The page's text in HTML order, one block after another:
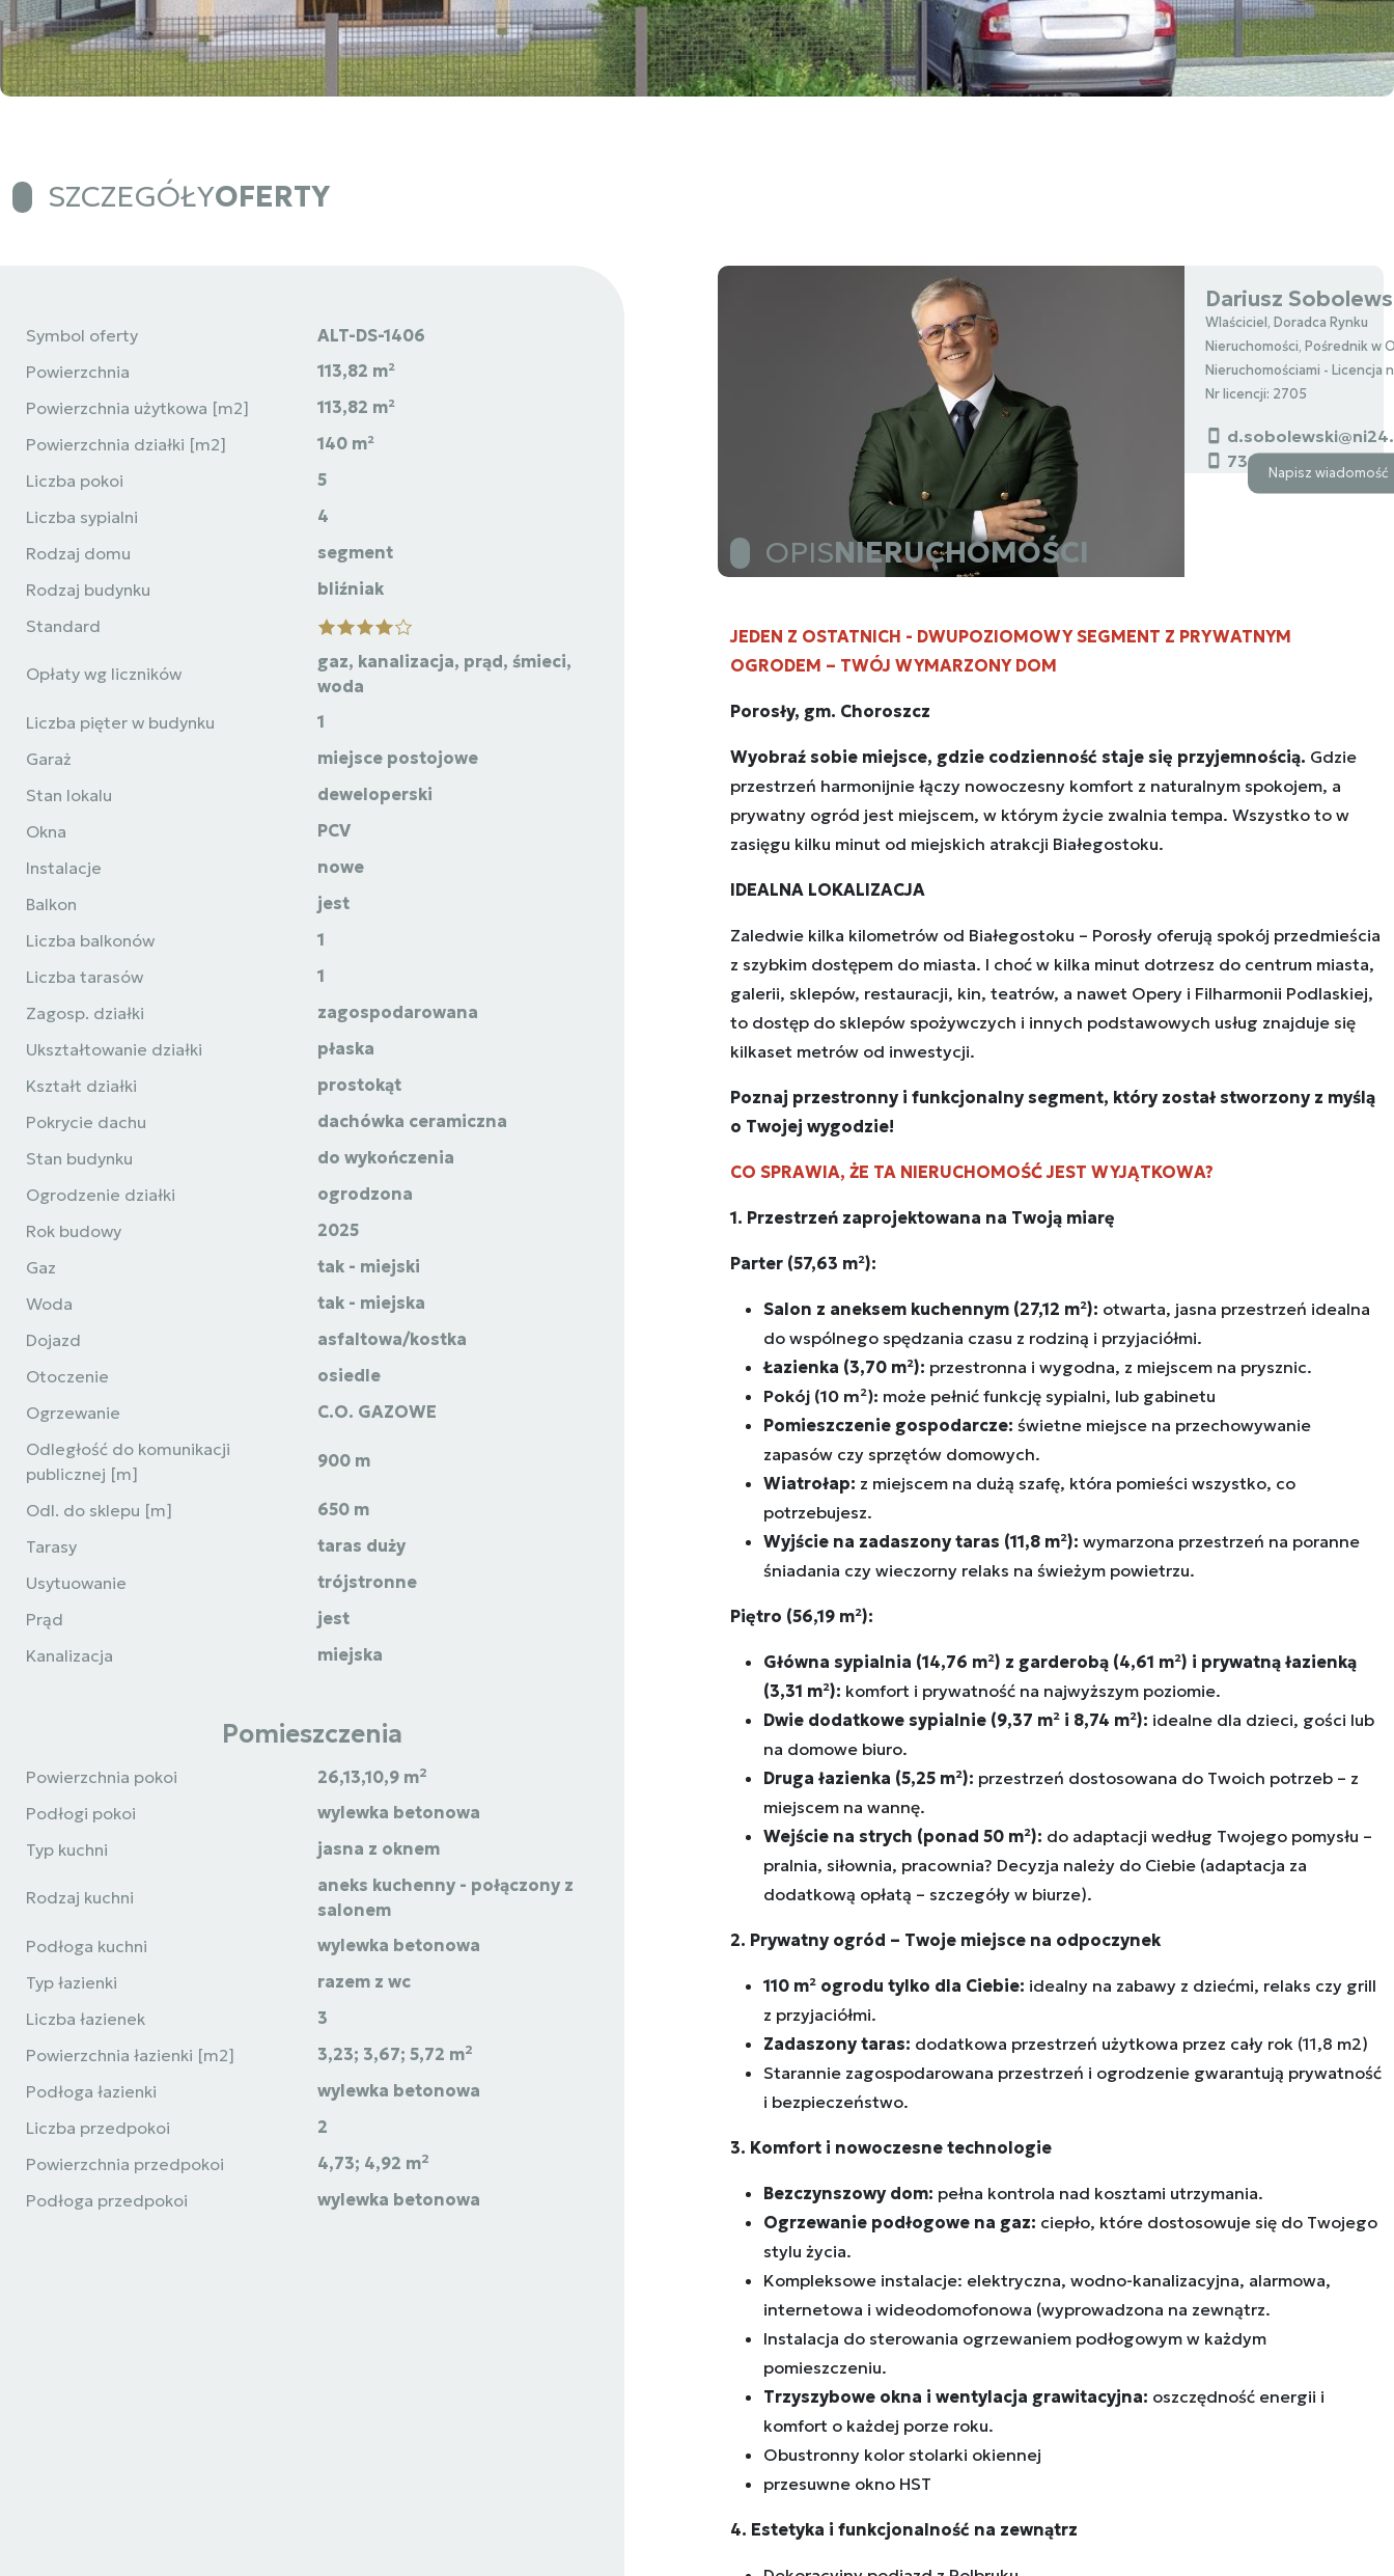
SZCZEGÓŁYOFERTY
Symbol oferty
ALT-DS-1406
Powierzchnia
113,82 m²
Powierzchnia użytkowa [m2]
113,82 m²
Powierzchnia działki [m2]
140 m²
Liczba pokoi
5
Liczba sypialni
4
Rodzaj domu
segment
Rodzaj budynku
bliźniak
Standard
Opłaty wg liczników
gaz, kanalizacja, prąd, śmieci,
woda
Liczba pięter w budynku
1
Garaż
miejsce postojowe
Stan lokalu
deweloperski
Okna
PCV
Instalacje
nowe
Balkon
jest
Liczba balkonów
1
Liczba tarasów
1
Zagosp. działki
zagospodarowana
Ukształtowanie działki
płaska
Kształt działki
prostokąt
Pokrycie dachu
dachówka ceramiczna
Stan budynku
do wykończenia
Ogrodzenie działki
ogrodzona
Rok budowy
2025
Gaz
tak - miejski
Woda
tak - miejska
Dojazd
asfaltowa/kostka
Otoczenie
osiedle
Ogrzewanie
C.O. GAZOWE
Odległość do komunikacji
publicznej [m]
900 m
Odl. do sklepu [m]
650 m
Tarasy
taras duży
Usytuowanie
trójstronne
Prąd
jest
Kanalizacja
miejska
Pomieszczenia
Powierzchnia pokoi 26,13,10,9 m2
Podłogi pokoi
wylewka betonowa
Typ kuchni
jasna z oknem
Rodzaj kuchni
aneks kuchenny - połączony z
salonem
Podłoga kuchni
wylewka betonowa
Typ łazienki
razem z wc
Liczba łazienek
3
Powierzchnia łazienki [m2]
3,23; 3,67; 5,72 m2
Podłoga łazienki
wylewka betonowa
Liczba przedpokoi
2
Powierzchnia przedpokoi
4,73; 4,92 m2
Podłoga przedpokoi wylewka betonowa
Dariusz
Wlaściciel, Doradca Rynku
Nieruchomości, Pośrednik w
Nieruchomościami - Licencja
Nr licencji: 2705
739000112
Napisz wiadomość
OPISNIERUCHOMOŚCI
JEDEN Z OSTATNICH - DWUPOZIOMOWY SEGMENT Z PRYWATNYM
OGRODEM – TWÓJ WYMARZONY DOM
Porosły, gm. Choroszcz
Wyobraź sobie miejsce, gdzie codzienność staje się przyjemnością. Gdzie
przestrzeń harmonijnie łączy nowoczesny komfort z naturalnym spokojem, a
prywatny ogród jest miejscem, w którym życie zwalnia tempa. Wszystko to w
zasięgu kilku minut od miejskich atrakcji Białegostoku.
IDEALNA LOKALIZACJA
Zaledwie kilka kilometrów od Białegostoku – Porosły oferują spokój przedmieścia
z szybkim dostępem do miasta. I choć w kilka minut dotrzesz do centrum miasta,
galerii, sklepów, restauracji, kin, teatrów, a nawet Opery i Filharmonii Podlaskiej,
to dostęp do sklepów spożywczych i innych podstawowych usług znajduje się
kilkaset metrów od inwestycji.
Poznaj przestronny i funkcjonalny segment, który został stworzony z myślą
o Twojej wygodzie!
CO SPRAWIA, ŻE TA NIERUCHOMOŚĆ JEST WYJĄTKOWA?
1. Przestrzeń zaprojektowana na Twoją miarę
Parter (57,63 m²):
Salon z aneksem kuchennym (27,12 m²): otwarta, jasna przestrzeń idealna
do wspólnego spędzania czasu z rodziną i przyjaciółmi.
Łazienka (3,70 m²): przestronna i wygodna, z miejscem na prysznic.
Pokój (10 m²): może pełnić funkcję sypialni, lub gabinetu
Pomieszczenie gospodarcze: świetne miejsce na przechowywanie
zapasów czy sprzętów domowych.
Wiatrołap: z miejscem na dużą szafę, która pomieści wszystko, co
potrzebujesz.
Wyjście na zadaszony taras (11,8 m²): wymarzona przestrzeń na poranne
śniadania czy wieczorny relaks na świeżym powietrzu.
Piętro (56,19 m²):
Główna sypialnia (14,76 m²) z garderobą (4,61 m²) i prywatną łazienką
(3,31 m²): komfort i prywatność na najwyższym poziomie.
Dwie dodatkowe sypialnie (9,37 m² i 8,74 m²): idealne dla dzieci, gości lub
na domowe biuro.
Druga łazienka (5,25 m²): przestrzeń dostosowana do Twoich potrzeb – z
miejscem na wannę.
Wejście na strych (ponad 50 m²): do adaptacji według Twojego pomysłu –
pralnia, siłownia, pracownia? Decyzja należy do Ciebie (adaptacja za
dodatkową opłatą – szczegóły w biurze).
2. Prywatny ogród – Twoje miejsce na odpoczynek
110 m² ogrodu tylko dla Ciebie: idealny na zabawy z dziećmi, relaks czy grill
z przyjaciółmi.
Zadaszony taras: dodatkowa przestrzeń użytkowa przez cały rok (11,8 m2)
Starannie zagospodarowana przestrzeń i ogrodzenie gwarantują prywatność
i bezpieczeństwo.
3. Komfort i nowoczesne technologie
Bezczynszowy dom: pełna kontrola nad kosztami utrzymania.
Ogrzewanie podłogowe na gaz: ciepło, które dostosowuje się do Twojego
stylu życia.
Kompleksowe instalacje: elektryczna, wodno-kanalizacyjna, alarmowa,
internetowa i wideodomofonowa (wyprowadzona na zewnątrz.
Instalacja do sterowania ogrzewaniem podłogowym w każdym
pomieszczeniu.
Trzyszybowe okna i wentylacja grawitacyjna: oszczędność energii i
komfort o każdej porze roku.
Obustronny kolor stolarki okiennej
przesuwne okno HST
4. Estetyka i funkcjonalność na zewnątrz